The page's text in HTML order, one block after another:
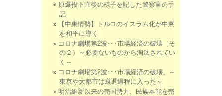
原爆投下直後の様子を記した警察官の手
記
【中東情勢】トルコのイスラム化が中東
を和平に導く
コロナ劇場第2波･･･市場経済の破壊（そ
の２）～必要ないものから淘汰されてい
く～
コロナ劇場第2波･･･市場経済の破壊。～
東京や大都市は衰退過程に入った～
明治維新以来の売国勢力、民族本能を売